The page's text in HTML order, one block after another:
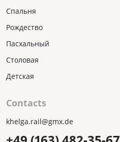
Спальня
Рождество
Пасхальный
Столовая
Детская
Contacts
khelga.rail@gmx.dе